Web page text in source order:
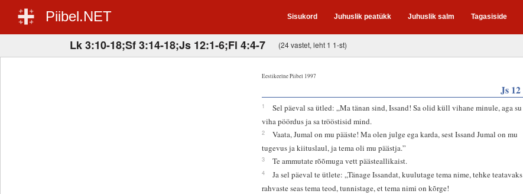
Piibel.NET Sisukord Juhuslik peatükk Juhuslik salm Tagasiside
Lk 3:10-18;Sf 3:14-18;Js 12:1-6;Fl 4:4-7 (24 vastet, leht 1 1-st)
Eestikeelne Piibel 1997
Js 12
1
Sel päeval sa ütled: „Ma tänan sind, Issand! Sa olid küll vihane minule, aga su
viha pöördus ja sa trööstisid mind.
2
Vaata, Jumal on mu pääste! Ma olen julge ega karda, sest Issand Jumal on mu
tugevus ja kiituslaul, ja tema oli mu päästja.”
3 Te ammutate rõõmuga vett päästeallikaist.
4
Ja sel päeval te ütlete: „Tänage Issandat, kuulutage tema nime, tehke teatavaks
rahvaste seas tema teod, tunnistage, et tema nimi on kõrge!